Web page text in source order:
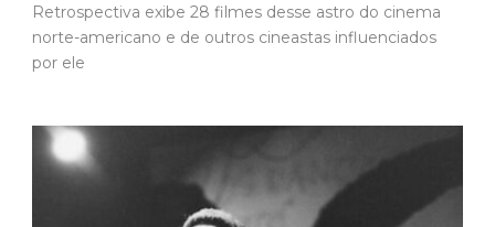
Retrospectiva exibe 28 filmes desse astro do cinema
norte-americano e de outros cineastas influenciados
por ele